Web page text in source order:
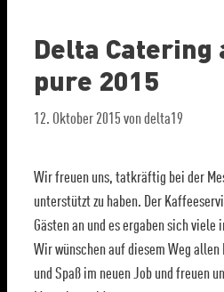
Delta Catering
pure 2015
12. Oktober 2015vondelta19
Wir freuen uns, tatkräftig bei der
unterstützt zu haben. Der
Gästen an und es ergaben sich viele
Wir wünschen auf diesem Weg
und Spaß im neuen Job und freuen